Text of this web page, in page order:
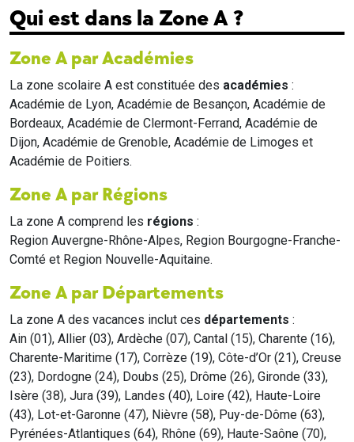
Qui est dans la Zone A ?
Zone A par Académies
La zone scolaire A est constituée des académies :
Académie de Lyon, Académie de Besançon, Académie de
Bordeaux, Académie de Clermont-Ferrand, Académie de
Dijon, Académie de Grenoble, Académie de Limoges et
Académie de Poitiers.
Zone A par Régions
La zone A comprend les régions :
Region Auvergne-Rhône-Alpes, Region Bourgogne-Franche-
Comté et Region Nouvelle-Aquitaine.
Zone A par Départements
La zone A des vacances inclut ces départements :
Ain (01), Allier (03), Ardèche (07), Cantal (15), Charente (16),
Charente-Maritime (17), Corrèze (19), Côte-d’Or (21), Creuse
(23), Dordogne (24), Doubs (25), Drôme (26), Gironde (33),
Isère (38), Jura (39), Landes (40), Loire (42), Haute-Loire
(43), Lot-et-Garonne (47), Nièvre (58), Puy-de-Dôme (63),
Pyrénées-Atlantiques (64), Rhône (69), Haute-Saône (70),